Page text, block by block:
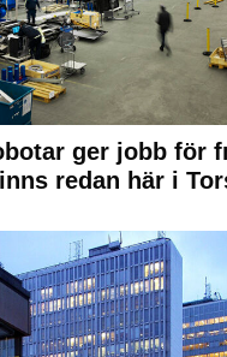
ger jobb för
redan här i